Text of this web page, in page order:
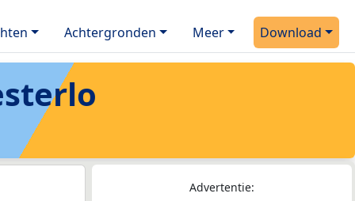
Achtergronden Meer Download
Advertentie: